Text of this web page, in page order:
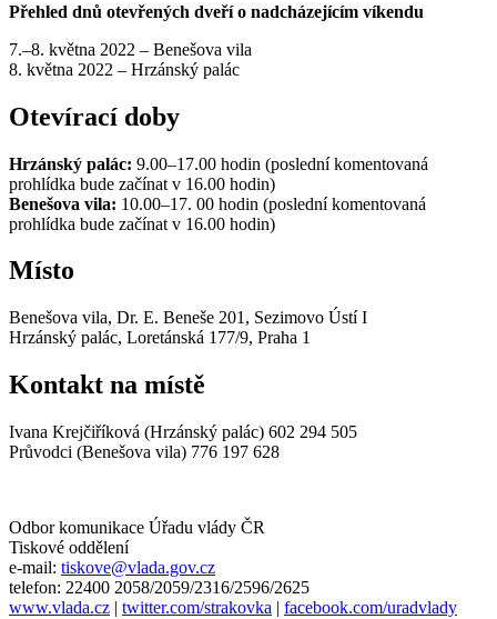
Přehled dnů otevřených dveří o nadcházejícím víkendu
7.–8. května 2022 – Benešova vila
8. května 2022 – Hrzánský palác
Otevírací doby
Hrzánský palác: 9.00–17.00 hodin (poslední komentovaná
prohlídka bude začínat v 16.00 hodin)
Benešova vila: 10.00–17. 00 hodin (poslední komentovaná
prohlídka bude začínat v 16.00 hodin)
Místo
Benešova vila, Dr. E. Beneše 201, Sezimovo Ústí I
Hrzánský palác, Loretánská 177/9, Praha 1
Kontakt na místě
Ivana Krejčiříková (Hrzánský palác) 602 294 505
Průvodci (Benešova vila) 776 197 628
Odbor komunikace Úřadu vlády ČR
Tiskové oddělení
e-mail: tiskove@vlada.gov.cz
telefon: 22400 2058/2059/2316/2596/2625
www.vlada.cz | twitter.com/strakovka | facebook.com/uradvlady